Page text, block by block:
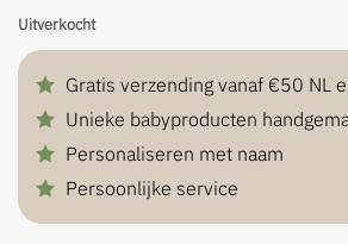
Uitverkocht
Gratis verzending vanaf €50 NL
Unieke babyproducten
Personaliseren met naam
Persoonlijke service